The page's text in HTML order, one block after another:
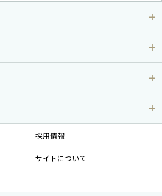
採用情報
サイトについて